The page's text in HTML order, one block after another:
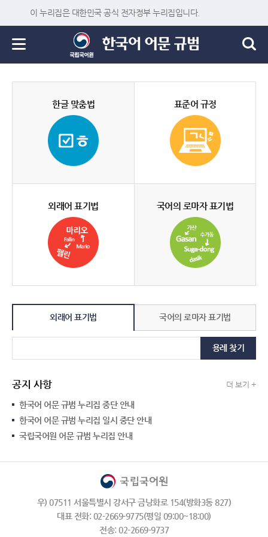
이 누리집은 대한민국 공식 전자정부 누리집입니다.
한글 맞춤법 표준어 규정
외래어 표기법 국어의 로마자 표기법
외래어 표기법 국어의 로마자 표기법
용례 찾기
공지 사항 더 보기 +
한국어 어문 규범 누리집 중단 안내
한국어 어문 규범 누리집 일시 중단 안내
국립국어원 어문 규범 누리집 안내
우) 07511 서울특별시 강서구 금낭화로 154(방화3동 827)
대표 전화: 02-2669-9775(평일 09:00~18:00)
전송: 02-2669-9737